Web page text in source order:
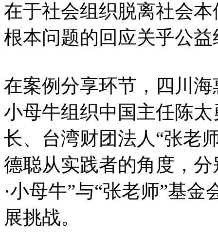
在于社会组织脱离社会
根本问题的回应关乎公
在案例分享环节，四川
小母牛组织中国主任陈
长、台湾财团法人“张老
德聪从实践者的角度，
·小母牛”与“张老师”基
展挑战。